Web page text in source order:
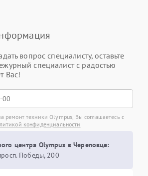
вопрос специалисту, оставьте
специалист с радостью
Вас!
ремонт техники Olympus, Вы соглашаетесь с
конфиденциальности
центра Olympus в Череповце:
Победы, 200